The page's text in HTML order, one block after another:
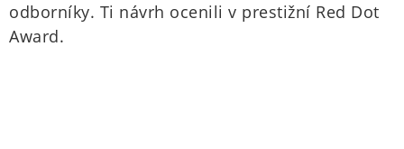
odborníky. Ti návrh ocenili v prestižní Red Dot
Award.